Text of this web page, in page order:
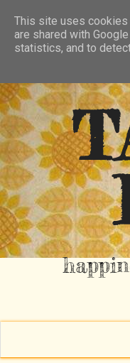
RSS FEED
This site uses cookies
are shared with
statistics, and to